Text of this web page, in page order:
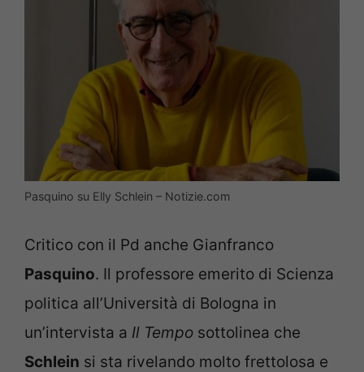
Pasquino su Elly Schlein – Notizie.com
Critico con il Pd anche Gianfranco
Pasquino. Il professore emerito di Scienza
politica all’Università di Bologna in
un’intervista a Il Tempo sottolinea che
Schlein si sta rivelando molto frettolosa e